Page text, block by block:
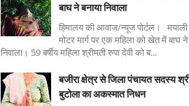
बाघ ने बनाया निवाला
हिमालय की आवाज/न्यूज पोर्टल। मयाली
मोटर मार्ग पर एक महिला को खेत में बाघ ने
निवाला। 59 बर्षीय महिला श्रीमती रुपा देवी को ब...
बजीरा क्षेत्र से जिला पंचायत सदस्य
बुटोला का अकस्मात निधन